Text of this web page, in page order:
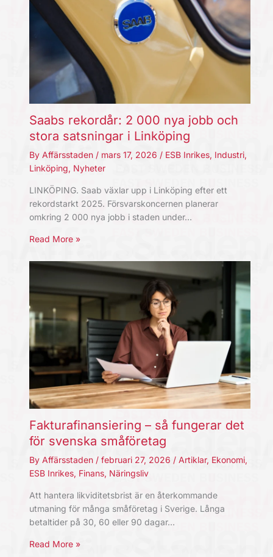
Saabs rekordår: 2 000 nya jobb och
stora satsningar i Linköping
By Affärsstaden / mars 17, 2026 / ESB Inrikes, Industri,
Linköping, Nyheter
LINKÖPING. Saab växlar upp i Linköping efter ett
rekordstarkt 2025. Försvarskoncernen planerar
omkring 2 000 nya jobb i staden under…
Read More »
Fakturafinansiering – så fungerar det
för svenska småföretag
By Affärsstaden / februari 27, 2026 / Artiklar, Ekonomi,
ESB Inrikes, Finans, Näringsliv
Att hantera likviditetsbrist är en återkommande
utmaning för många småföretag i Sverige. Långa
betaltider på 30, 60 eller 90 dagar…
Read More »